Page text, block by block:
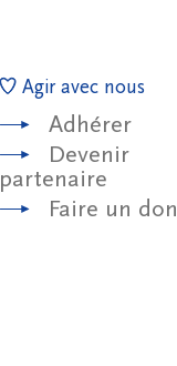
Agir avec nous
Adhérer
Devenir
partenaire
Faire un don